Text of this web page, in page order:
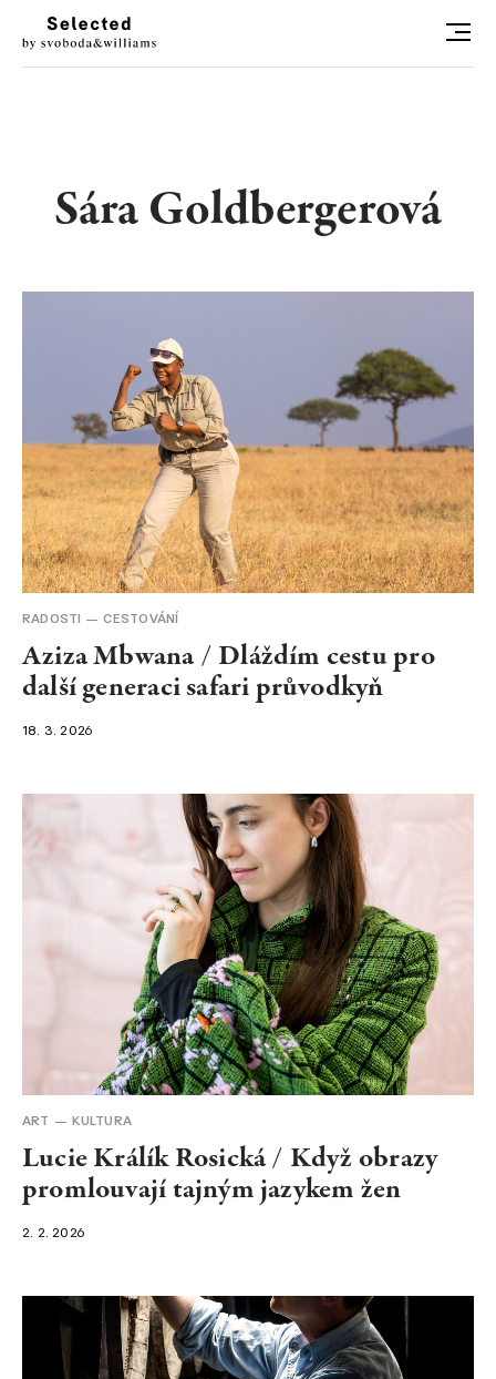
STYL
RELAX
KONTAKT
NEWSLETTER
Sára Goldbergerová
RADOSTI CESTOVÁNÍ
Aziza Mbwana / Dláždím cestu pro
další generaci safari průvodkyň
18. 3. 2026
ART KULTURA
Lucie Králík Rosická / Když obrazy
promlouvají tajným jazykem žen
2. 2. 2026